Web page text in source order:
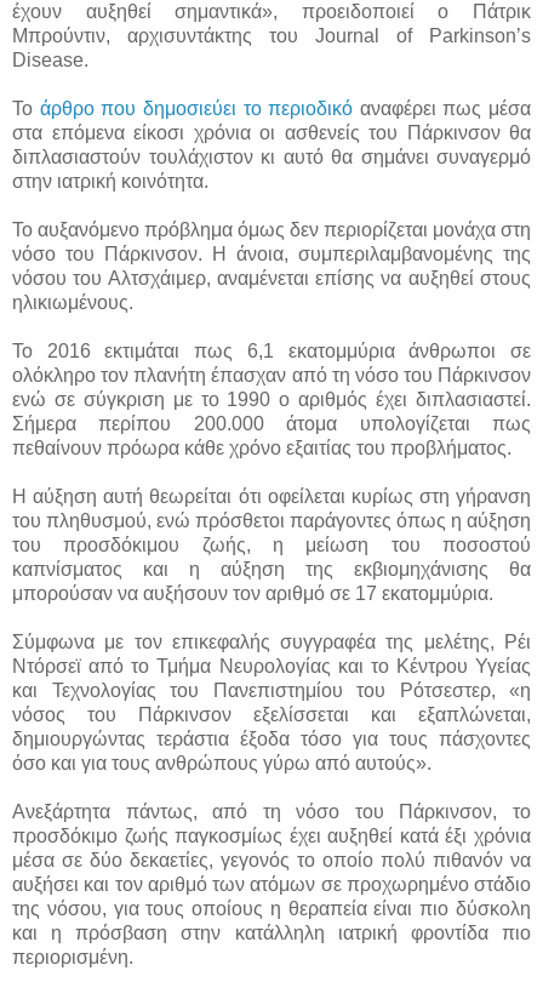
έχουν αυξηθεί σημαντικά», προειδοποιεί ο Πάτρικ
Μπρούντιν, αρχισυντάκτης του Journal of Parkinson’s
Disease.
To άρθρο που δημοσιεύει το περιοδικό αναφέρει πως μέσα
στα επόμενα είκοσι χρόνια οι ασθενείς του Πάρκινσον θα
διπλασιαστούν τουλάχιστον κι αυτό θα σημάνει συναγερμό
στην ιατρική κοινότητα.
Το αυξανόμενο πρόβλημα όμως δεν περιορίζεται μονάχα στη
νόσο του Πάρκινσον. Η άνοια, συμπεριλαμβανομένης της
νόσου του Αλτσχάιμερ, αναμένεται επίσης να αυξηθεί στους
ηλικιωμένους.
Το 2016 εκτιμάται πως 6,1 εκατομμύρια άνθρωποι σε
ολόκληρο τον πλανήτη έπασχαν από τη νόσο του Πάρκινσον
ενώ σε σύγκριση με το 1990 ο αριθμός έχει διπλασιαστεί.
Σήμερα περίπου 200.000 άτομα υπολογίζεται πως
πεθαίνουν πρόωρα κάθε χρόνο εξαιτίας του προβλήματος.
Η αύξηση αυτή θεωρείται ότι οφείλεται κυρίως στη γήρανση
του πληθυσμού, ενώ πρόσθετοι παράγοντες όπως η αύξηση
του προσδόκιμου ζωής, η μείωση του ποσοστού
καπνίσματος και η αύξηση της εκβιομηχάνισης θα
μπορούσαν να αυξήσουν τον αριθμό σε 17 εκατομμύρια.
Σύμφωνα με τον επικεφαλής συγγραφέα της μελέτης, Ρέι
Ντόρσεϊ από το Τμήμα Νευρολογίας και το Κέντρου Υγείας
και Τεχνολογίας του Πανεπιστημίου του Ρότσεστερ, «η
νόσος του Πάρκινσον εξελίσσεται και εξαπλώνεται,
δημιουργώντας τεράστια έξοδα τόσο για τους πάσχοντες
όσο και για τους ανθρώπους γύρω από αυτούς».
Ανεξάρτητα πάντως, από τη νόσο του Πάρκινσον, το
προσδόκιμο ζωής παγκοσμίως έχει αυξηθεί κατά έξι χρόνια
μέσα σε δύο δεκαετίες, γεγονός το οποίο πολύ πιθανόν να
αυξήσει και τον αριθμό των ατόμων σε προχωρημένο στάδιο
της νόσου, για τους οποίους η θεραπεία είναι πιο δύσκολη
και η πρόσβαση στην κατάλληλη ιατρική φροντίδα πιο
περιορισμένη.